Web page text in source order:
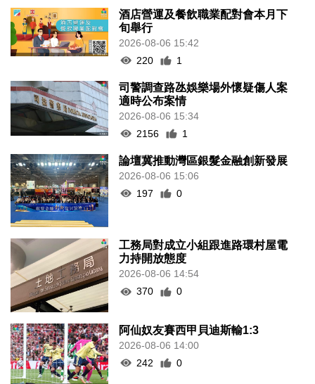
酒店營運及餐飲職業配對會本月下
旬舉行
2026-08-06 15:42
220
1
司警調查路氹娛樂場外懷疑傷人案
適時公布案情
2026-08-06 15:34
2156
1
論壇冀推動灣區銀髮金融創新發展
2026-08-06 15:06
197
0
工務局對成立小組跟進路環村屋電
力持開放態度
2026-08-06 14:54
370
0
阿仙奴友賽西甲貝迪斯輸1:3
2026-08-06 14:00
242
0